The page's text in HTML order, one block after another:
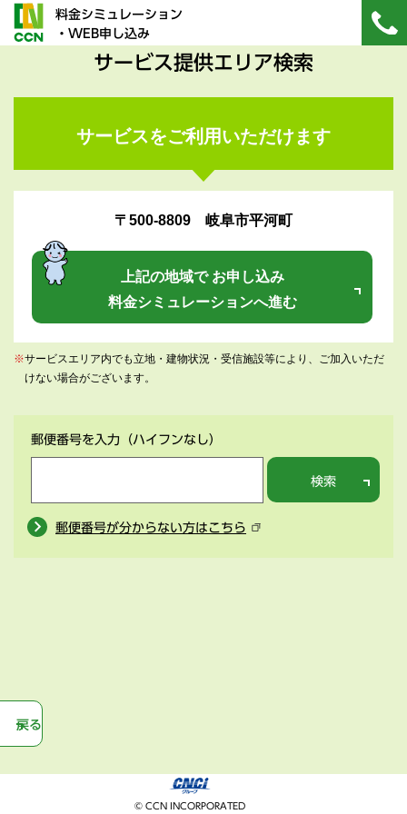
料金シミュレーション
・WEB申し込み
サービス提供エリア検索
サービスをご利用いただけます
〒500-8809 岐阜市平河町
上記の地域で お申し込み
料金シミュレーションへ進む
※サービスエリア内でも立地・建物状況・受信施設等により、ご加入いただ
けない場合がございます。
郵便番号を入力 （ハイフンなし）
検索
郵便番号が分からない方はこちら
戻る
© CCN INCORPORATED